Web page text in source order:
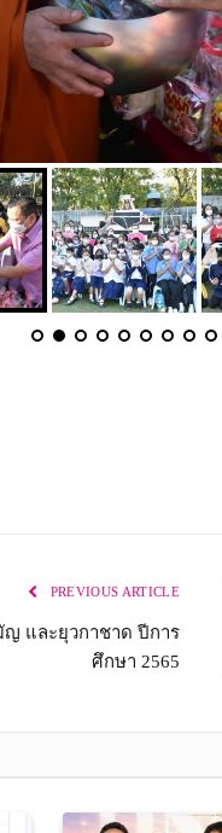
PREVIOUS ARTICLE
ญ และยุวกาชาด ปีการ
ศึกษา 2565